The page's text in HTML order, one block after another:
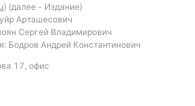
) (далее - Издание)
Арташесович
Сергей Владимирович
Бодров Андрей Константинович
17, офис